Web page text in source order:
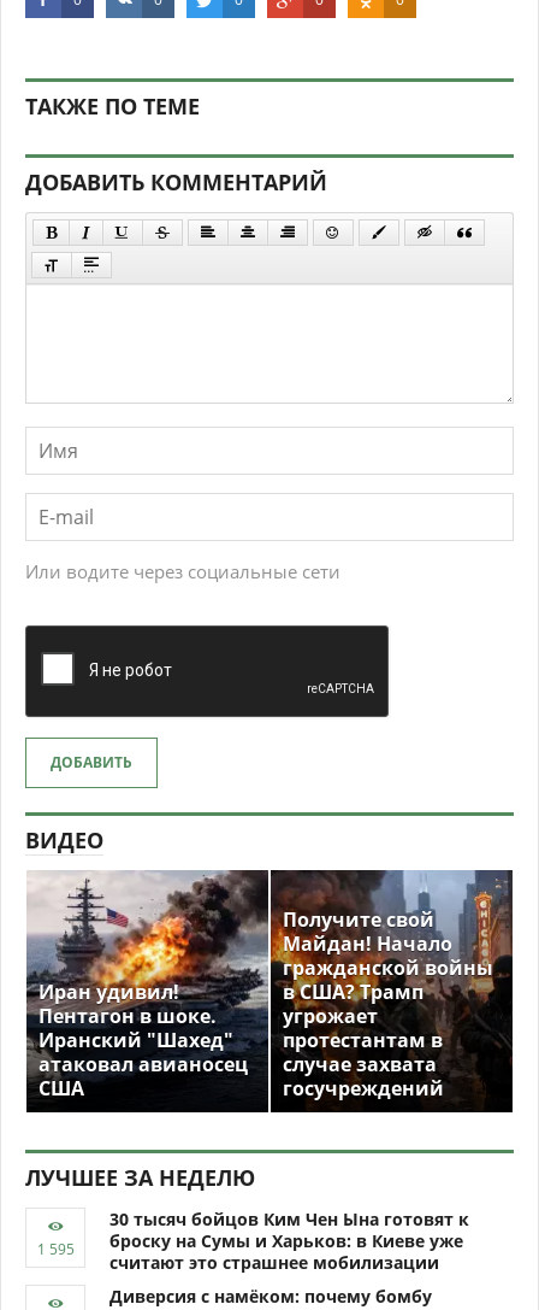
ТАКЖЕ ПО ТЕМЕ
ДОБАВИТЬ КОММЕНТАРИЙ
Или водите через социальные сети
ДОБАВИТЬ
ВИДЕО
Иран удивил!
Пентагон в шоке.
Иранский "Шахед"
атаковал авианосец
США
Получите свой
Майдан! Начало
гражданской войны
в США? Трамп
угрожает
протестантам в
случае захвата
госучреждений
ЛУЧШЕЕ ЗА НЕДЕЛЮ
30 тысяч бойцов Ким Чен Ына готовят к
броску на Сумы и Харьков: в Киеве уже
считают это страшнее мобилизации
Диверсия с намёком: почему бомбу